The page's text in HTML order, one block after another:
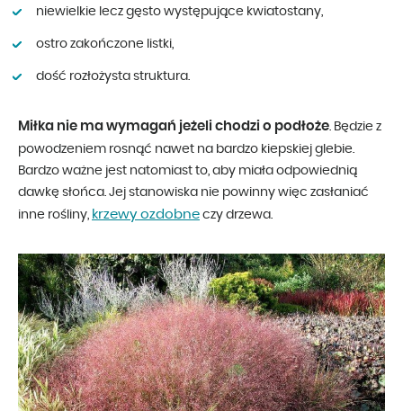
niewielkie lecz gęsto występujące kwiatostany,
ostro zakończone listki,
dość rozłożysta struktura.
Miłka nie ma wymagań jeżeli chodzi o podłoże. Będzie z
powodzeniem rosnąć nawet na bardzo kiepskiej glebie.
Bardzo ważne jest natomiast to, aby miała odpowiednią
dawkę słońca. Jej stanowiska nie powinny więc zasłaniać
inne rośliny, krzewy ozdobne czy drzewa.